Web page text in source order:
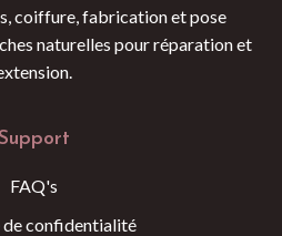
coiffure, fabrication et pose
naturelles pour réparation et
FAQ's
confidentialité